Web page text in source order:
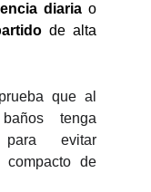
diariao
de alta
que al
tenga
para evitar
de